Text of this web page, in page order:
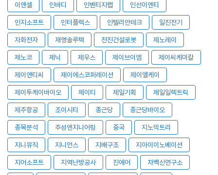
이엔셀 인바디 인벤티지랩 인선이엔티
인지소프트 인터플렉스 인텔리안테크 일진전기
자화전자 재영솔루텍 전진건설로봇 제노레이
제노코 제닉 제우스 제이브이엠 제이씨케미칼
제이앤티씨 제이에스코퍼레이션 제이엘케이
제이투케이바이오 제이티 제일기획 제일일렉트릭
제주항공 조이시티 종근당 종근당바이오
종목분석 주성엔지니어링 중국 지노믹트리
지니뮤직 지니언스 지배구조 지아이이노베이션
지어소프트 지역난방공사 진에어 차백신연구소